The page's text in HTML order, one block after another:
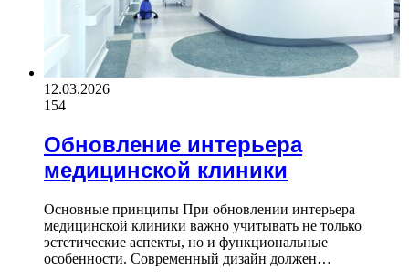
12.03.2026
154
Обновление интерьера
медицинской клиники
Основные принципы При обновлении интерьера
медицинской клиники важно учитывать не только
эстетические аспекты, но и функциональные
особенности. Современный дизайн должен…